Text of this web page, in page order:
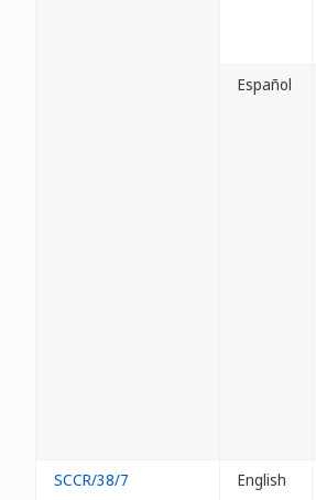
Español
SCCR/38/7 English